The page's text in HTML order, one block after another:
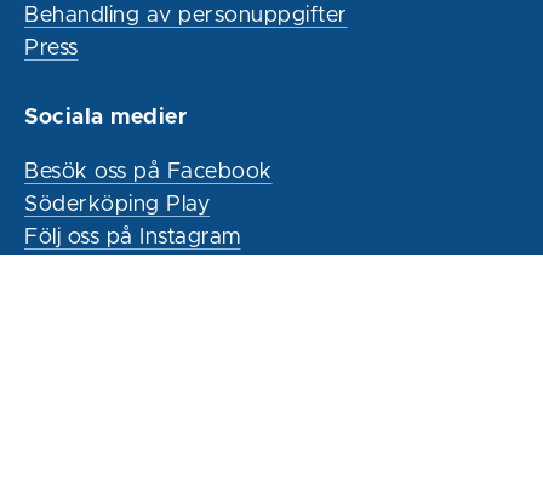
Behandling av personuppgifter
Press
Sociala medier
Besök oss på Facebook
Söderköping Play
Följ oss på Instagram